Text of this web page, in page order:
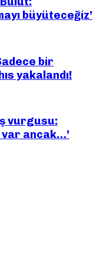
büyüteceğiz’
bir
yakalandı!
vurgusu:
ancak…’